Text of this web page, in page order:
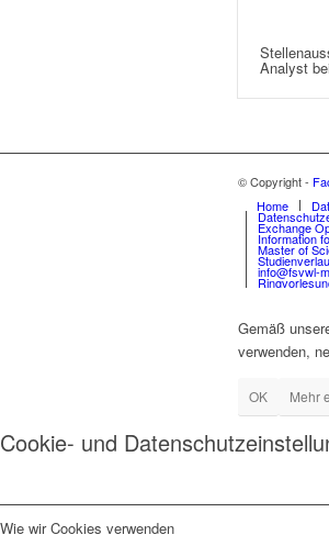
Analyst
© Copyright -
Home
Exchange
Information
Master of
info@fsvwl-
Gemäß
verwenden,
OK Mehr
Cookie- und
Wie wir Cookies verwenden